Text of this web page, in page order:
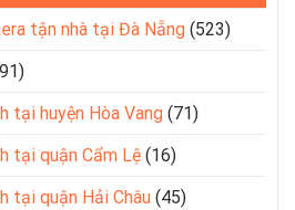
tận nhà tại Đà Nẵng (523)
tại huyện Hòa Vang (71)
tại quận Cẩm Lệ (16)
tại quận Hải Châu (45)